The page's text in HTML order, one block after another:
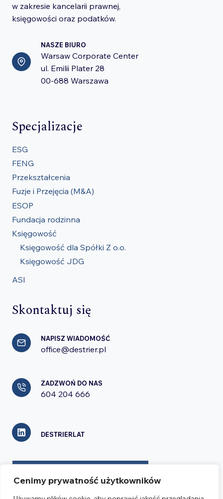
Cenimy prywatność użytkowników
w zakresie kancelarii prawnej,
księgowości oraz podatków.
NASZE BIURO
Warsaw Corporate Center
ul. Emilii Plater 28
00-688 Warszawa
Specjalizacje
ESG
FENG
Przekształcenia
Fuzje i Przejęcia (M&A)
ESOP
Fundacja rodzinna
Księgowość
Księgowość dla Spółki Z o.o.
Księgowość JDG
ASI
Skontaktuj się
NAPISZ WIADOMOŚĆ
office@destrier.pl
ZADZWOŃ DO NAS
604 204 666
DESTRIERLAT
FORMULARZ KONTAKTOWY